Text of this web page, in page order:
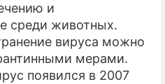
и
среди животных.
вируса можно
мерами.
появился в 2007